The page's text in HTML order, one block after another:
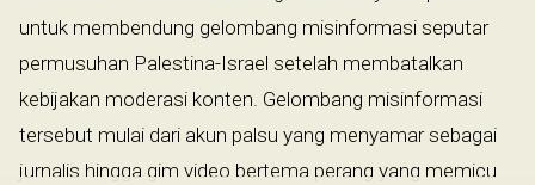
untuk membendung gelombang misinformasi seputar
permusuhan Palestina-Israel setelah membatalkan
kebijakan moderasi konten. Gelombang misinformasi
tersebut mulai dari akun palsu yang menyamar sebagai
jurnalis hingga gim video bertema perang yang memicu